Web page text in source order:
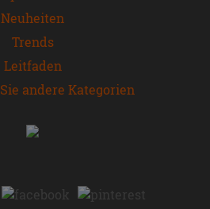
Neuheiten
Trends
Leitfaden
andere Kategorien